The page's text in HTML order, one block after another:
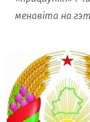
менавіта на